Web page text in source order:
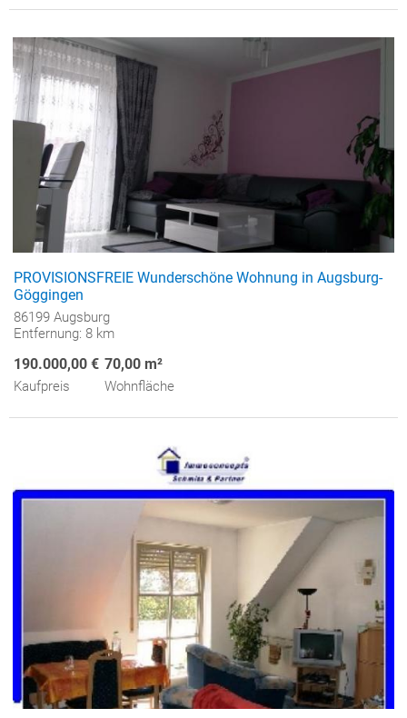
PROVISIONSFREIE Wunderschöne Wohnung in Augsburg-
Göggingen
86199 Augsburg
Entfernung: 8 km
190.000,00 €
Kaufpreis
70,00 m²
Wohnfläche